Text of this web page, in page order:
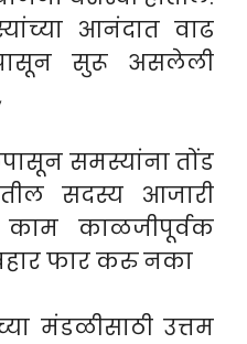
आनंदात वाढ
सुरू असलेली
समस्यांना तोंड
सदस्य आजारी
काळजीपूर्वक
फार करु नका
मंडळीसाठी उत्तम